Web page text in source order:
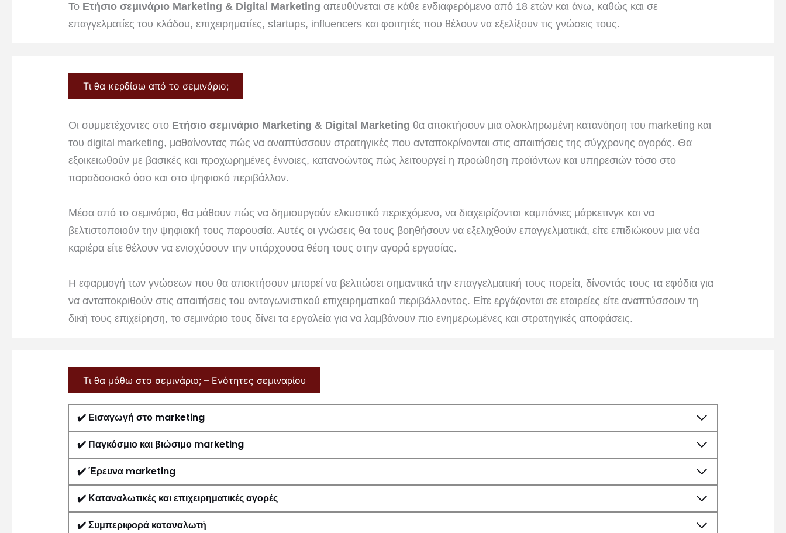
Το Ετήσιο σεμινάριο Marketing & Digital Marketing απευθύνεται σε κάθε ενδιαφερόμενο από 18 ετών και άνω, καθώς και σε
επαγγελματίες του κλάδου, επιχειρηματίες, startups, influencers και φοιτητές που θέλουν να εξελίξουν τις γνώσεις τους.
Τι θα κερδίσω από το σεμινάριο;
Οι συμμετέχοντες στο Ετήσιο σεμινάριο Marketing & Digital Marketing θα αποκτήσουν μια ολοκληρωμένη κατανόηση του marketing και
του digital marketing, μαθαίνοντας πώς να αναπτύσσουν στρατηγικές που ανταποκρίνονται στις απαιτήσεις της σύγχρονης αγοράς. Θα
εξοικειωθούν με βασικές και προχωρημένες έννοιες, κατανοώντας πώς λειτουργεί η προώθηση προϊόντων και υπηρεσιών τόσο στο
παραδοσιακό όσο και στο ψηφιακό περιβάλλον.
Μέσα από το σεμινάριο, θα μάθουν πώς να δημιουργούν ελκυστικό περιεχόμενο, να διαχειρίζονται καμπάνιες μάρκετινγκ και να
βελτιστοποιούν την ψηφιακή τους παρουσία. Αυτές οι γνώσεις θα τους βοηθήσουν να εξελιχθούν επαγγελματικά, είτε επιδιώκουν μια νέα
καριέρα είτε θέλουν να ενισχύσουν την υπάρχουσα θέση τους στην αγορά εργασίας.
Η εφαρμογή των γνώσεων που θα αποκτήσουν μπορεί να βελτιώσει σημαντικά την επαγγελματική τους πορεία, δίνοντάς τους τα εφόδια για
να ανταποκριθούν στις απαιτήσεις του ανταγωνιστικού επιχειρηματικού περιβάλλοντος. Είτε εργάζονται σε εταιρείες είτε αναπτύσσουν τη
δική τους επιχείρηση, το σεμινάριο τους δίνει τα εργαλεία για να λαμβάνουν πιο ενημερωμένες και στρατηγικές αποφάσεις.
Τι θα μάθω στο σεμινάριο; – Ενότητες σεμιναρίου
✔️ Εισαγωγή στο marketing
✔️ Παγκόσμιο και βιώσιμο marketing
✔️Έρευνα marketing
✔️ Καταναλωτικές και επιχειρηματικές αγορές
✔️Συμπεριφορά καταναλωτή